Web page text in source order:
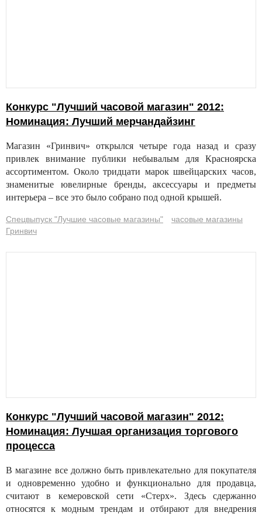
Конкурс "Лучший часовой магазин" 2012:
Номинация: Лучший мерчандайзинг
Магазин «Гринвич» открылся четыре года назад и сразу
привлек внимание публики небывалым для Красноярска
ассортиментом. Около тридцати марок швейцарских часов,
знаменитые ювелирные бренды, аксессуары и предметы
интерьера – все это было собрано под одной крышей.
Спецвыпуск "Лучшие часовые магазины"
часовые магазины
Гринвич
Конкурс "Лучший часовой магазин" 2012:
Номинация: Лучшая организация торгового
процесса
В магазине все должно быть привлекательно для покупателя
и одновременно удобно и функционально для продавца,
считают в кемеровской сети «Стерх». Здесь сдержанно
относятся к модным трендам и отбирают для внедрения